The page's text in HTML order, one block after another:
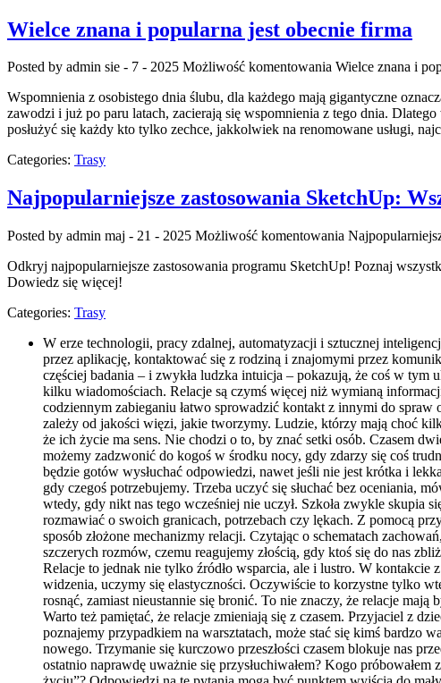
Wielce znana i popularna jest obecnie firma
Posted by admin sie - 7 - 2025 Możliwość komentowania Wielce znana i
Wspomnienia z osobistego dnia ślubu, dla każdego mają gigantyczne
zawodzi i już po paru latach, zacierają się wspomnienia z tego dnia.
posłużyć się każdy kto tylko zechce, jakkolwiek na renomowane usługi,
Categories: Trasy
Najpopularniejsze zastosowania SketchUp:
Posted by admin maj - 21 - 2025 Możliwość komentowania
Odkryj najpopularniejsze zastosowania programu SketchUp! Poznaj
Dowiedz się więcej!
Categories: Trasy
W erze technologii, pracy zdalnej, automatyzacji i sztucznej
przez aplikację, kontaktować się z rodziną i znajomymi przez
częściej badania – i zwykła ludzka intuicja – pokazują, że coś w tym
kilku wiadomościach. Relacje są czymś więcej niż wymianą
codziennym zabieganiu łatwo sprowadzić kontakt z innymi do
zależy od jakości więzi, jakie tworzymy. Ludzie, którzy mają choć
że ich życie ma sens. Nie chodzi o to, by znać setki osób. Czasem
możemy zadzwonić do kogoś w środku nocy, gdy zdarzy się coś
będzie gotów wysłuchać odpowiedzi, nawet jeśli nie jest krótka i
gdy czegoś potrzebujemy. Trzeba uczyć się słuchać bez oceniania,
wtedy, gdy nikt nas tego wcześniej nie uczył. Szkoła zwykle skupia
rozmawiać o swoich granicach, potrzebach czy lękach. Z pomocą
sposób złożone mechanizmy relacji. Czytając o schematach
szczerych rozmów, czemu reagujemy złością, gdy ktoś się do nas
Relacje to jednak nie tylko źródło wsparcia, ale i lustro. W kontakcie
widzenia, uczymy się elastyczności. Oczywiście to korzystne tylko
rosnąć, zamiast nieustannie się bronić. To nie znaczy, że relacje
Warto też pamiętać, że relacje zmieniają się z czasem. Przyjaciel z
poznajemy przypadkiem na warsztatach, może stać się kimś bardzo
nowego. Trzymanie się kurczowo przeszłości czasem blokuje nas
ostatnio naprawdę uważnie się przysłuchiwałem? Kogo